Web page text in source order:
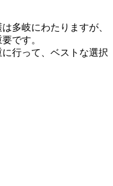
多岐にわたりますが、
です。
行って、ベストな選択